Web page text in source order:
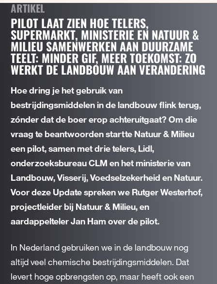
ARTIKEL
PILOT LAAT ZIEN HOE TELERS,
SUPERMARKT, MINISTERIE EN NATUUR &
MILIEU SAMENWERKEN AAN DUURZAME
TEELT: MINDER GIF, MEER TOEKOMST: ZO
WERKT DE LANDBOUW AAN VERANDERING
Hoe dring je het gebruik van
bestrijdingsmiddelen in de landbouw flink terug,
zónder dat de boer erop achteruitgaat? Om die
vraag te beantwoorden startte Natuur & Milieu
een pilot, samen met drie telers, Lidl,
onderzoeksbureau CLM en het ministerie van
Landbouw, Visserij, Voedselzekerheid en Natuur.
Voor deze Update spreken we Rutger Westerhof,
projectleider bij Natuur & Milieu, en
aardappelteler Jan Ham over de pilot.
In Nederland gebruiken we in de landbouw nog
altijd veel chemische bestrijdingsmiddelen. Dat
levert hoge opbrengsten op, maar heeft ook een